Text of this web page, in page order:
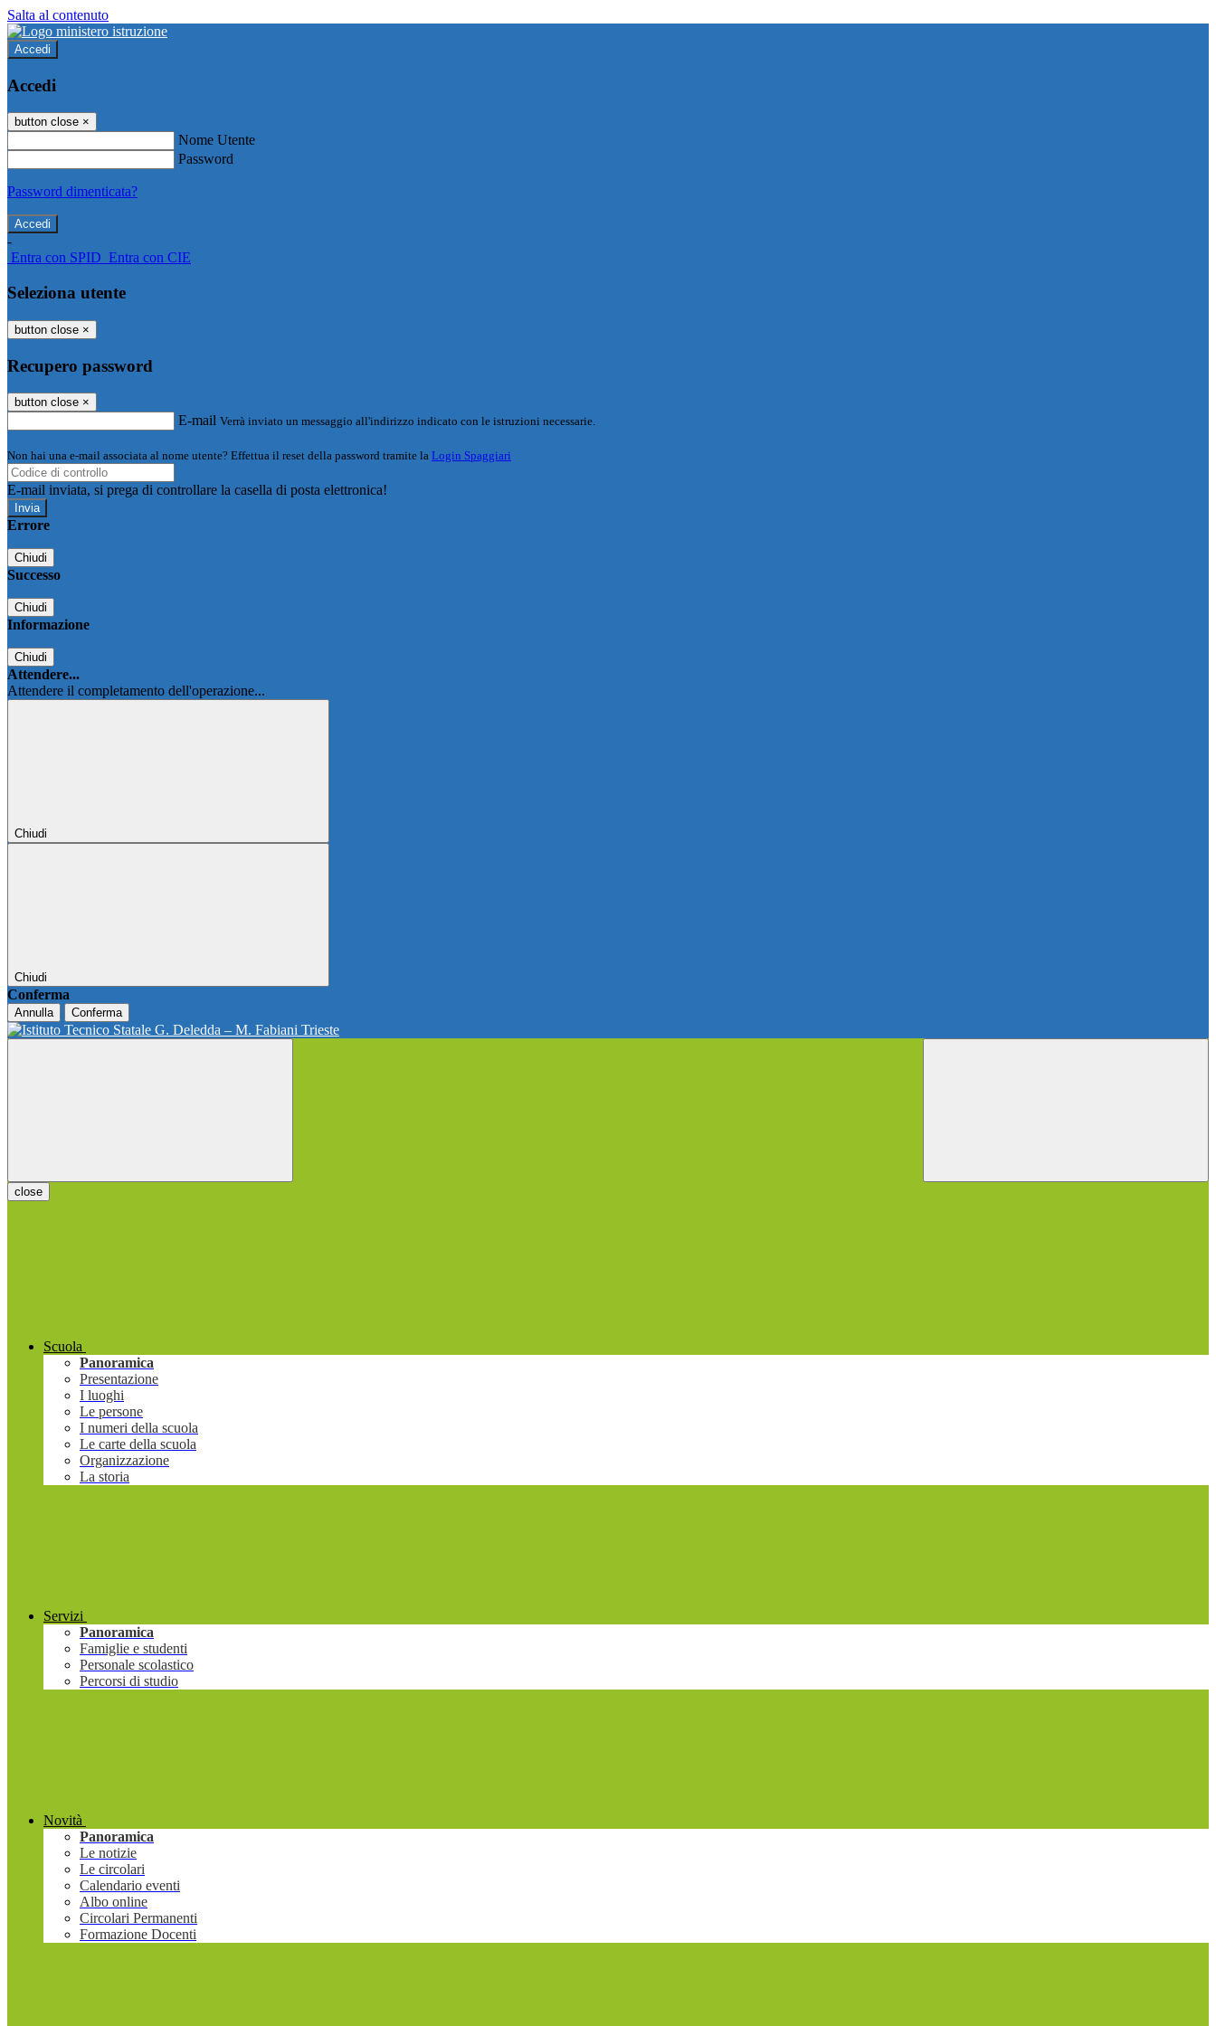
Salta al contenuto
Accedi
Accedi
button close ×
Nome Utente
Password
Password dimenticata?
-
Entra con SPID Entra con CIE
Seleziona utente
button close ×
Recupero password
button close ×
E-mail Verrà inviato un messaggio all'indirizzo indicato con le istruzioni necessarie.
Non hai una e-mail associata al nome utente? Effettua il reset della password tramite la Login Spaggiari
E-mail inviata, si prega di controllare la casella di posta elettronica!
Errore
Chiudi
Successo
Chiudi
Informazione
Chiudi
Attendere...
Attendere il completamento dell'operazione...
Chiudi
Chiudi
Conferma
Annulla Conferma
close
Scuola
Panoramica
Presentazione
I luoghi
Le persone
I numeri della scuola
Le carte della scuola
Organizzazione
La storia
Servizi
Panoramica
Famiglie e studenti
Personale scolastico
Percorsi di studio
Novità
Panoramica
Le notizie
Le circolari
Calendario eventi
Albo online
Circolari Permanenti
Formazione Docenti